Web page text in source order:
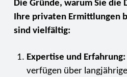
Die Gründe, warum Sie die
Ihre privaten Ermittlungen
sind vielfältig:
Expertise und Erfahrung:
verfügen über